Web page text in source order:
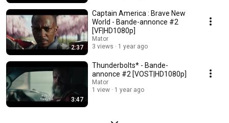
2:37
Captain America : Brave New
World - Bande-annonce #2
[VF|HD1080p]
Mator
3 views
1 year ago
3:47
Thunderbolts* - Bande-
annonce #2 [VOST|HD1080p]
Mator
1 view
1 year ago